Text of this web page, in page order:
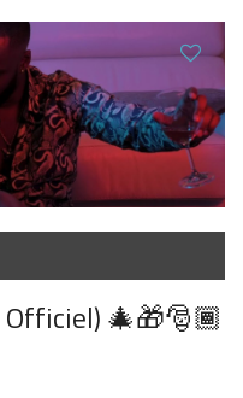
Officiel) 🎄🎁🎅🏾